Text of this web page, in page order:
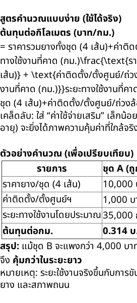
สูตรคำนวณแบบง่าย (ใช้ได้จริง)
ต้นทุนต่อกิโลเมตร (บาท/กม.)
= ราคารวมยางทั้งชุด (4 เส้น)+ค่าติ
ทางใช้งานที่คาด (กม.)\frac{\text{ร
เส้น)} + \text{ค่าติดตั้ง/ตั้งศูนย์/ถ่ว
งานที่คาด (กม.)}}ระยะทางใช้งานที่คา
ชุด (4 เส้น)+ค่าติดตั้ง/ตั้งศูนย์/ถ่วง
เคล็ดลับ: ใส่ “ค่าใช้จ่ายเสริม” เล็กน้
อายุ) จะยิ่งได้ภาพความคุ้มค่าที่ใกล้จริ
ตัวอย่างคำนวณ (เพื่อเปรียบเทียบ)
รายการ
ชุด A (
ราคายาง/ชุด (4 เส้น) 10,000
ค่าติดตั้ง/ตั้งศูนย์ฯ
1,000
ระยะทางใช้งานโดยประมาณ35,000
ต้นทุนต่อกม.
0.314
สรุป: แม้ชุด B จะแพงกว่า 4,000 บา
จึง คุ้มกว่าในระยะยาว
หมายเหตุ: ระยะใช้งานจริงขึ้นกับกา
ยาง และสภาพถนน